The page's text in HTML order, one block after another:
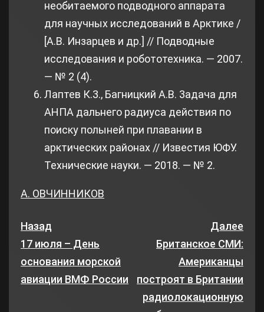
необитаемого подводного аппарата
для научных исследований в Арктике /
[А.В. Инзарцев и др.] // Подводные
исследования и робототехника. — 2007.
— № 2 (4).
Лаптев К.3., Багницкий А.В. 3адача для
АНПА дальнего радиуса действия по
поиску полыней при плавании в
арктических районах // Известия ЮФУ.
Технические науки. — 2018. — № 2.
А. ОВЧИННИКОВ
Назад
17 июля – День
основания морской
авиации ВМФ России
Далее
Британское СМИ:
Американцы
построят в Британии
радиолокационную